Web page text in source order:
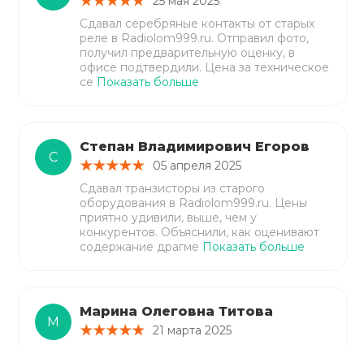
Сдавал серебряные контакты от старых
реле в Radiolom999.ru. Отправил фото,
получил предварительную оценку, в
офисе подтвердили. Цена за техническое
се Показать больше
С
Степан Владимирович Егоров
05 апреля 2025
Сдавал транзисторы из старого
оборудования в Radiolom999.ru. Цены
приятно удивили, выше, чем у
конкурентов. Объяснили, как оценивают
содержание драгме Показать больше
М
Марина Олеговна Титова
21 марта 2025